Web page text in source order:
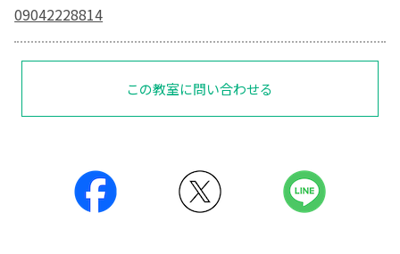
09042228814
この教室に問い合わせる